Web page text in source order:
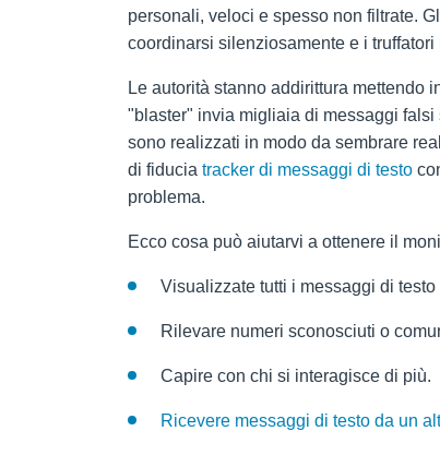
personali, veloci e spesso non filtrate.
coordinarsi silenziosamente e i
Le autorità stanno addirittura mettendo
"blaster" invia migliaia di messaggi
sono realizzati in modo da sembrare
di fiducia tracker di messaggi di testo
problema.
Ecco cosa può aiutarvi a ottenere il
Visualizzate tutti i messaggi di
Rilevare numeri sconosciuti o
Capire con chi si interagisce di più.
Ricevere messaggi di testo da un